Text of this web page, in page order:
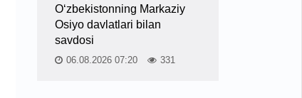
O‘zbekistonning Markaziy
Osiyo davlatlari bilan
savdosi
06.08.2026 07:20 331